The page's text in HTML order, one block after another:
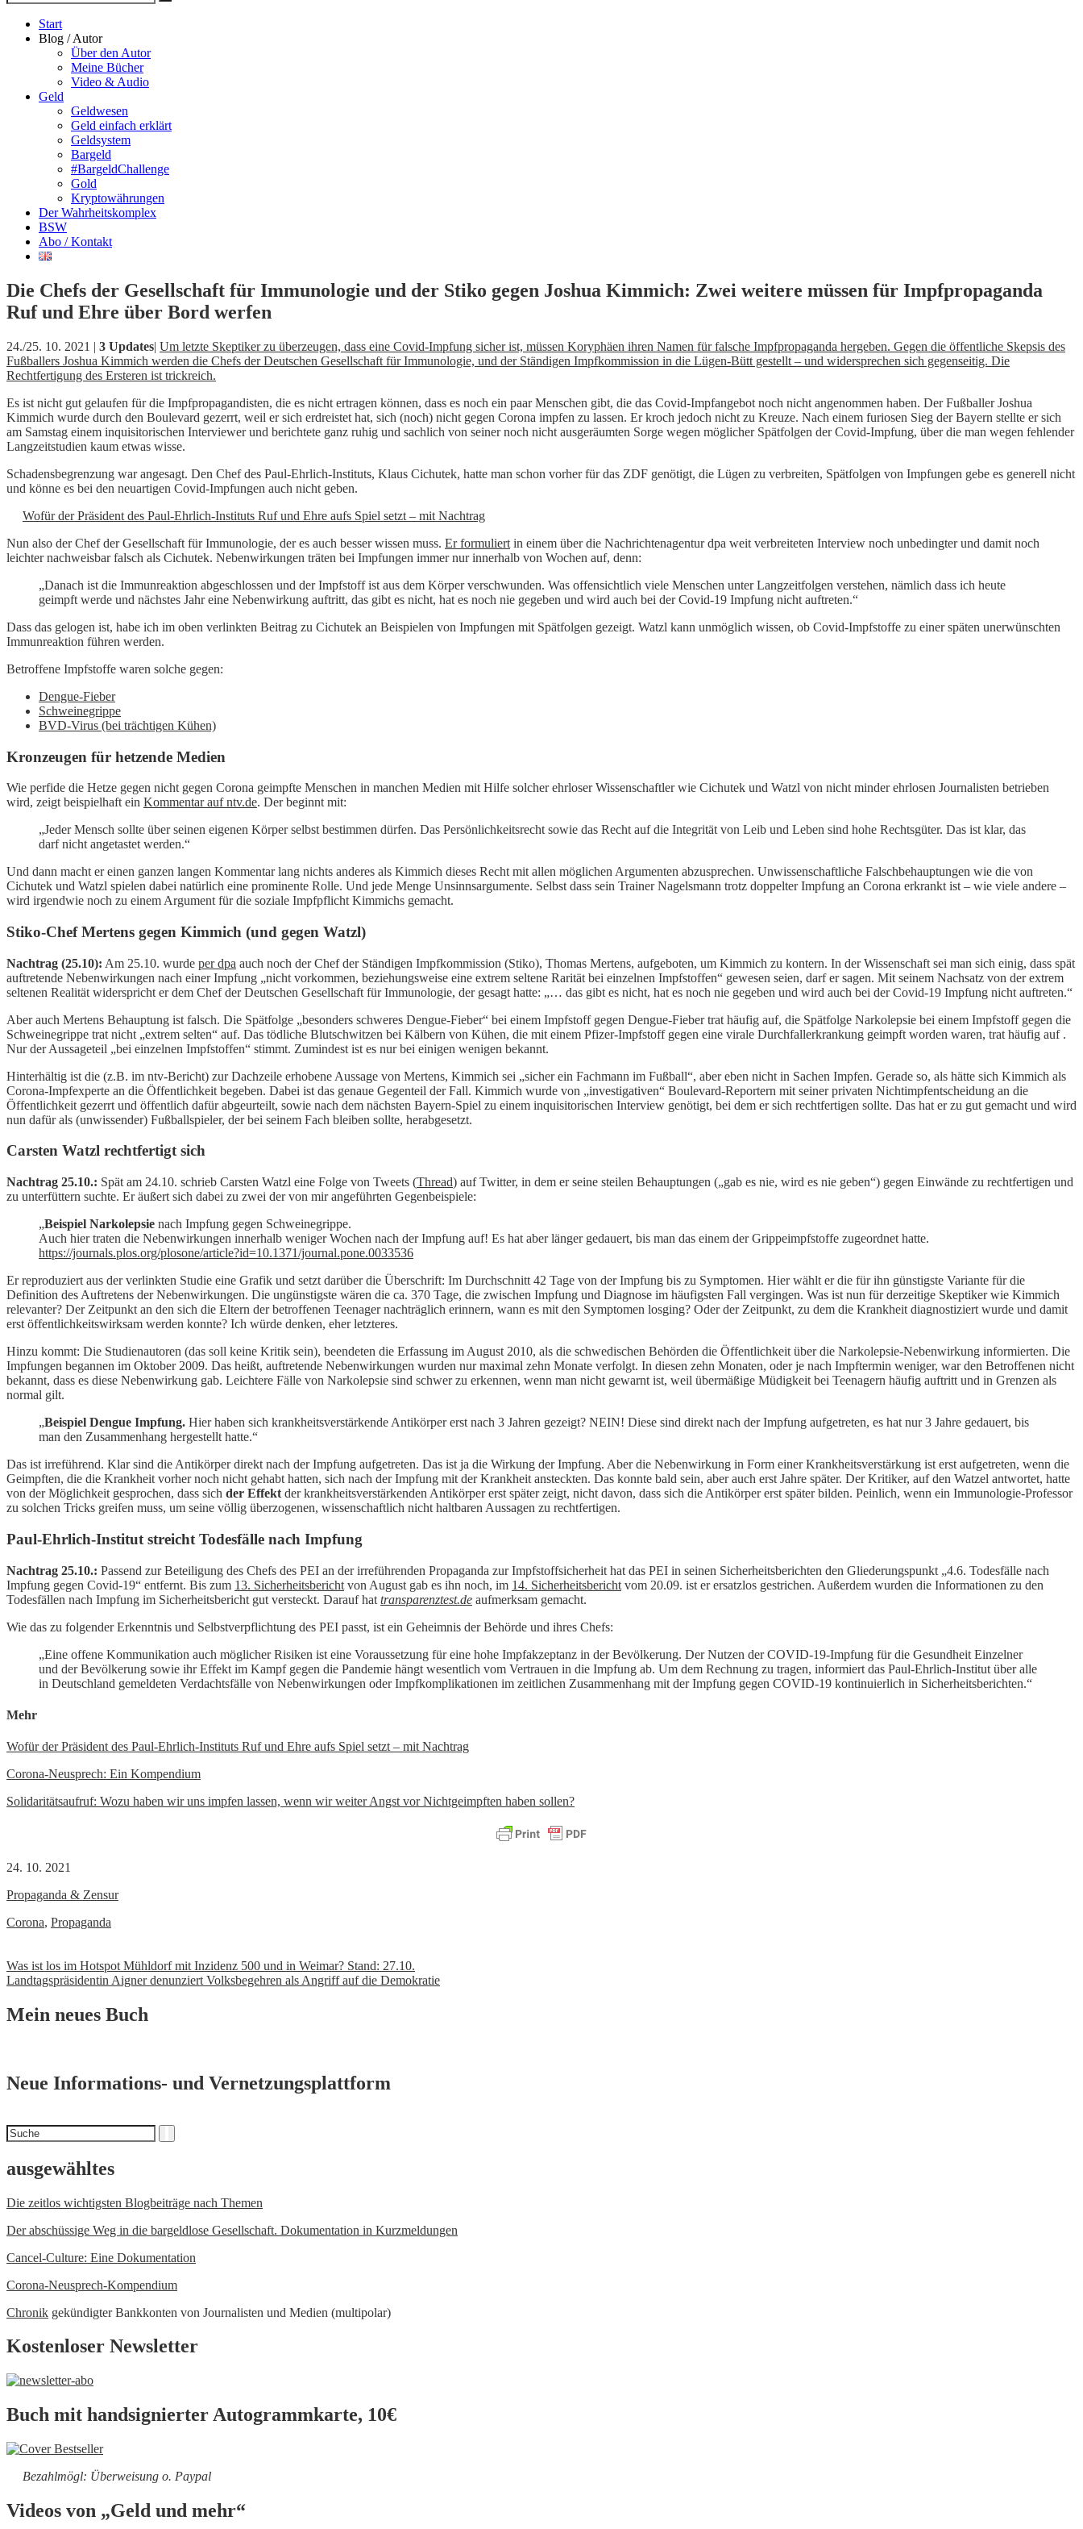
nach
Suche
Start
Blog / Autor
Über den Autor
Meine Bücher
Video & Audio
Geld
Geldwesen
Geld einfach erklärt
Geldsystem
Bargeld
#BargeldChallenge
Gold
Kryptowährungen
Der Wahrheitskomplex
BSW
Abo / Kontakt
Die Chefs der Gesellschaft für Immunologie und der Stiko gegen Joshua Kimmich: Zwei weitere müssen für Impfpropaganda
Ruf und Ehre über Bord werfen
24./25. 10. 2021 | 3 Updates| Um letzte Skeptiker zu überzeugen, dass eine Covid-Impfung sicher ist, müssen Koryphäen ihren Namen für falsche Impfpropaganda hergeben. Gegen die öffentliche Skepsis des
Fußballers Joshua Kimmich werden die Chefs der Deutschen Gesellschaft für Immunologie, und der Ständigen Impfkommission in die Lügen-Bütt gestellt – und widersprechen sich gegenseitig. Die
Rechtfertigung des Ersteren ist trickreich.
Es ist nicht gut gelaufen für die Impfpropagandisten, die es nicht ertragen können, dass es noch ein paar Menschen gibt, die das Covid-Impfangebot noch nicht angenommen haben. Der Fußballer Joshua
Kimmich wurde durch den Boulevard gezerrt, weil er sich erdreistet hat, sich (noch) nicht gegen Corona impfen zu lassen. Er kroch jedoch nicht zu Kreuze. Nach einem furiosen Sieg der Bayern stellte er sich
am Samstag einem inquisitorischen Interviewer und berichtete ganz ruhig und sachlich von seiner noch nicht ausgeräumten Sorge wegen möglicher Spätfolgen der Covid-Impfung, über die man wegen fehlender
Langzeitstudien kaum etwas wisse.
Schadensbegrenzung war angesagt. Den Chef des Paul-Ehrlich-Instituts, Klaus Cichutek, hatte man schon vorher für das ZDF genötigt, die Lügen zu verbreiten, Spätfolgen von Impfungen gebe es generell nicht
und könne es bei den neuartigen Covid-Impfungen auch nicht geben.
Wofür der Präsident des Paul-Ehrlich-Instituts Ruf und Ehre aufs Spiel setzt – mit Nachtrag
Nun also der Chef der Gesellschaft für Immunologie, der es auch besser wissen muss. Er formuliert in einem über die Nachrichtenagentur dpa weit verbreiteten Interview noch unbedingter und damit noch
leichter nachweisbar falsch als Cichutek. Nebenwirkungen träten bei Impfungen immer nur innerhalb von Wochen auf, denn:
„Danach ist die Immunreaktion abgeschlossen und der Impfstoff ist aus dem Körper verschwunden. Was offensichtlich viele Menschen unter Langzeitfolgen verstehen, nämlich dass ich heute
geimpft werde und nächstes Jahr eine Nebenwirkung auftritt, das gibt es nicht, hat es noch nie gegeben und wird auch bei der Covid-19 Impfung nicht auftreten.“
Dass das gelogen ist, habe ich im oben verlinkten Beitrag zu Cichutek an Beispielen von Impfungen mit Spätfolgen gezeigt. Watzl kann unmöglich wissen, ob Covid-Impfstoffe zu einer späten unerwünschten
Immunreaktion führen werden.
Betroffene Impfstoffe waren solche gegen:
Dengue-Fieber
Schweinegrippe
BVD-Virus (bei trächtigen Kühen)
Kronzeugen für hetzende Medien
Wie perfide die Hetze gegen nicht gegen Corona geimpfte Menschen in manchen Medien mit Hilfe solcher ehrloser Wissenschaftler wie Cichutek und Watzl von nicht minder ehrlosen Journalisten betrieben
wird, zeigt beispielhaft ein Kommentar auf ntv.de. Der beginnt mit:
„Jeder Mensch sollte über seinen eigenen Körper selbst bestimmen dürfen. Das Persönlichkeitsrecht sowie das Recht auf die Integrität von Leib und Leben sind hohe Rechtsgüter. Das ist klar, das
darf nicht angetastet werden.“
Und dann macht er einen ganzen langen Kommentar lang nichts anderes als Kimmich dieses Recht mit allen möglichen Argumenten abzusprechen. Unwissenschaftliche Falschbehauptungen wie die von
Cichutek und Watzl spielen dabei natürlich eine prominente Rolle. Und jede Menge Unsinnsargumente. Selbst dass sein Trainer Nagelsmann trotz doppelter Impfung an Corona erkrankt ist – wie viele andere –
wird irgendwie noch zu einem Argument für die soziale Impfpflicht Kimmichs gemacht.
Stiko-Chef Mertens gegen Kimmich (und gegen Watzl)
Nachtrag (25.10): Am 25.10. wurde per dpa auch noch der Chef der Ständigen Impfkommission (Stiko), Thomas Mertens, aufgeboten, um Kimmich zu kontern. In der Wissenschaft sei man sich einig, dass spät
auftretende Nebenwirkungen nach einer Impfung „nicht vorkommen, beziehungsweise eine extrem seltene Rarität bei einzelnen Impfstoffen“ gewesen seien, darf er sagen. Mit seinem Nachsatz von der extrem
seltenen Realität widerspricht er dem Chef der Deutschen Gesellschaft für Immunologie, der gesagt hatte: „… das gibt es nicht, hat es noch nie gegeben und wird auch bei der Covid-19 Impfung nicht auftreten.“
Aber auch Mertens Behauptung ist falsch. Die Spätfolge „besonders schweres Dengue-Fieber“ bei einem Impfstoff gegen Dengue-Fieber trat häufig auf, die Spätfolge Narkolepsie bei einem Impfstoff gegen die
Schweinegrippe trat nicht „extrem selten“ auf. Das tödliche Blutschwitzen bei Kälbern von Kühen, die mit einem Pfizer-Impfstoff gegen eine virale Durchfallerkrankung geimpft worden waren, trat häufig auf .
Nur der Aussageteil „bei einzelnen Impfstoffen“ stimmt. Zumindest ist es nur bei einigen wenigen bekannt.
Hinterhältig ist die (z.B. im ntv-Bericht) zur Dachzeile erhobene Aussage von Mertens, Kimmich sei „sicher ein Fachmann im Fußball“, aber eben nicht in Sachen Impfen. Gerade so, als hätte sich Kimmich als
Corona-Impfexperte an die Öffentlichkeit begeben. Dabei ist das genaue Gegenteil der Fall. Kimmich wurde von „investigativen“ Boulevard-Reportern mit seiner privaten Nichtimpfentscheidung an die
Öffentlichkeit gezerrt und öffentlich dafür abgeurteilt, sowie nach dem nächsten Bayern-Spiel zu einem inquisitorischen Interview genötigt, bei dem er sich rechtfertigen sollte. Das hat er zu gut gemacht und wird
nun dafür als (unwissender) Fußballspieler, der bei seinem Fach bleiben sollte, herabgesetzt.
Carsten Watzl rechtfertigt sich
Nachtrag 25.10.: Spät am 24.10. schrieb Carsten Watzl eine Folge von Tweets (Thread) auf Twitter, in dem er seine steilen Behauptungen („gab es nie, wird es nie geben“) gegen Einwände zu rechtfertigen und
zu unterfüttern suchte. Er äußert sich dabei zu zwei der von mir angeführten Gegenbeispiele:
„Beispiel Narkolepsie nach Impfung gegen Schweinegrippe.
Auch hier traten die Nebenwirkungen innerhalb weniger Wochen nach der Impfung auf! Es hat aber länger gedauert, bis man das einem der Grippeimpfstoffe zugeordnet hatte.
https://journals.plos.org/plosone/article?id=10.1371/journal.pone.0033536
Er reproduziert aus der verlinkten Studie eine Grafik und setzt darüber die Überschrift: Im Durchschnitt 42 Tage von der Impfung bis zu Symptomen. Hier wählt er die für ihn günstigste Variante für die
Definition des Auftretens der Nebenwirkungen. Die ungünstigste wären die ca. 370 Tage, die zwischen Impfung und Diagnose im häufigsten Fall vergingen. Was ist nun für derzeitige Skeptiker wie Kimmich
relevanter? Der Zeitpunkt an den sich die Eltern der betroffenen Teenager nachträglich erinnern, wann es mit den Symptomen losging? Oder der Zeitpunkt, zu dem die Krankheit diagnostiziert wurde und damit
erst öffentlichkeitswirksam werden konnte? Ich würde denken, eher letzteres.
Hinzu kommt: Die Studienautoren (das soll keine Kritik sein), beendeten die Erfassung im August 2010, als die schwedischen Behörden die Öffentlichkeit über die Narkolepsie-Nebenwirkung informierten. Die
Impfungen begannen im Oktober 2009. Das heißt, auftretende Nebenwirkungen wurden nur maximal zehn Monate verfolgt. In diesen zehn Monaten, oder je nach Impftermin weniger, war den Betroffenen nicht
bekannt, dass es diese Nebenwirkung gab. Leichtere Fälle von Narkolepsie sind schwer zu erkennen, wenn man nicht gewarnt ist, weil übermäßige Müdigkeit bei Teenagern häufig auftritt und in Grenzen als
normal gilt.
„Beispiel Dengue Impfung. Hier haben sich krankheitsverstärkende Antikörper erst nach 3 Jahren gezeigt? NEIN! Diese sind direkt nach der Impfung aufgetreten, es hat nur 3 Jahre gedauert, bis
man den Zusammenhang hergestellt hatte.“
Das ist irreführend. Klar sind die Antikörper direkt nach der Impfung aufgetreten. Das ist ja die Wirkung der Impfung. Aber die Nebenwirkung in Form einer Krankheitsverstärkung ist erst aufgetreten, wenn die
Geimpften, die die Krankheit vorher noch nicht gehabt hatten, sich nach der Impfung mit der Krankheit ansteckten. Das konnte bald sein, aber auch erst Jahre später. Der Kritiker, auf den Watzel antwortet, hatte
von der Möglichkeit gesprochen, dass sich der Effekt der krankheitsverstärkenden Antikörper erst später zeigt, nicht davon, dass sich die Antikörper erst später bilden. Peinlich, wenn ein Immunologie-Professor
zu solchen Tricks greifen muss, um seine völlig überzogenen, wissenschaftlich nicht haltbaren Aussagen zu rechtfertigen.
Paul-Ehrlich-Institut streicht Todesfälle nach Impfung
Nachtrag 25.10.: Passend zur Beteiligung des Chefs des PEI an der irreführenden Propaganda zur Impfstoffsicherheit hat das PEI in seinen Sicherheitsberichten den Gliederungspunkt „4.6. Todesfälle nach
Impfung gegen Covid-19“ entfernt. Bis zum 13. Sicherheitsbericht von August gab es ihn noch, im 14. Sicherheitsbericht vom 20.09. ist er ersatzlos gestrichen. Außerdem wurden die Informationen zu den
Todesfällen nach Impfung im Sicherheitsbericht gut versteckt. Darauf hat transparenztest.de aufmerksam gemacht.
Wie das zu folgender Erkenntnis und Selbstverpflichtung des PEI passt, ist ein Geheimnis der Behörde und ihres Chefs:
„Eine offene Kommunikation auch möglicher Risiken ist eine Voraussetzung für eine hohe Impfakzeptanz in der Bevölkerung. Der Nutzen der COVID-19-Impfung für die Gesundheit Einzelner
und der Bevölkerung sowie ihr Effekt im Kampf gegen die Pandemie hängt wesentlich vom Vertrauen in die Impfung ab. Um dem Rechnung zu tragen, informiert das Paul-Ehrlich-Institut über alle
in Deutschland gemeldeten Verdachtsfälle von Nebenwirkungen oder Impfkomplikationen im zeitlichen Zusammenhang mit der Impfung gegen COVID-19 kontinuierlich in Sicherheitsberichten.“
Mehr
Wofür der Präsident des Paul-Ehrlich-Instituts Ruf und Ehre aufs Spiel setzt – mit Nachtrag
Corona-Neusprech: Ein Kompendium
Solidaritätsaufruf: Wozu haben wir uns impfen lassen, wenn wir weiter Angst vor Nichtgeimpften haben sollen?
24. 10. 2021
Propaganda & Zensur
Corona, Propaganda
Beitrags-
Navigation
Was ist los im Hotspot Mühldorf mit Inzidenz 500 und in Weimar? Stand: 27.10.
Landtagspräsidentin Aigner denunziert Volksbegehren als Angriff auf die Demokratie
Mein neues Buch
Neue Informations- und Vernetzungsplattform
Suchen
nach
ausgewähltes
Die zeitlos wichtigsten Blogbeiträge nach Themen
Der abschüssige Weg in die bargeldlose Gesellschaft. Dokumentation in Kurzmeldungen
Cancel-Culture: Eine Dokumentation
Corona-Neusprech-Kompendium
Chronik gekündigter Bankkonten von Journalisten und Medien (multipolar)
Kostenloser Newsletter
Buch mit handsignierter Autogrammkarte, 10€
Bezahlmögl: Überweisung o. Paypal
Videos von „Geld und mehr“